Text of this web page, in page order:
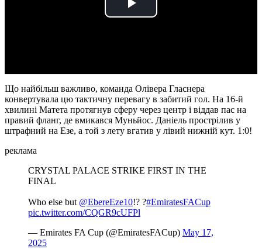
Play
Що найбільш важливо, команда Олівера Гласнера
конвертувала цю тактичну перевагу в забитий гол. На 16-й
хвилині Матета протягнув сферу через центр і віддав пас на
правий фланг, де вмикався Муньйос. Даніель прострілив у
штрафний на Езе, а той з лету вгатив у лівий нижній кут. 1:0!
реклама
CRYSTAL PALACE STRIKE FIRST IN THE
FINAL
Who else but @EbereEze10!? ?#EmiratesFACup
pic.twitter.com/CQGR9cUFPl
— Emirates FA Cup (@EmiratesFACup) May 17,
2025